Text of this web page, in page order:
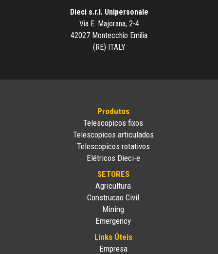
Dieci s.r.l. Unipersonale
Via E. Majorana, 2-4
42027 Montecchio Emilia
(RE) ITALY
Produtos
Telescopicos fixos
Telescopicos articulados
Telescopicos rotativos
Elétricos Dieci-e
SETORES
Agricultura
Construcao Civil
Mining
Emergency
Links Úteis
Empresa